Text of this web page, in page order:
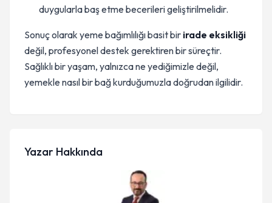
duygularla baş etme becerileri geliştirilmelidir.
Sonuç olarak yeme bağımlılığı basit bir irade eksikliği
değil, profesyonel destek gerektiren bir süreçtir.
Sağlıklı bir yaşam, yalnızca ne yediğimizle değil,
yemekle nasıl bir bağ kurduğumuzla doğrudan ilgilidir.
Yazar Hakkında